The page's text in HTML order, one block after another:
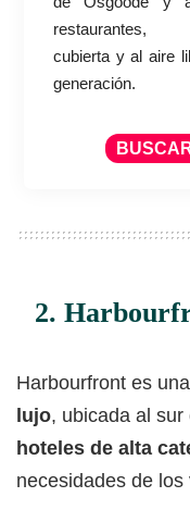
restaurantes,
cubierta y al aire
generación.
2.
Harbourfront es una
lujo, ubicada al
hoteles de alta
necesidades de